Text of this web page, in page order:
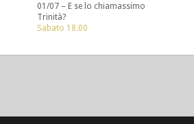
01/07 – E se lo chiamassimo
Trinità?
Sabato 18.00